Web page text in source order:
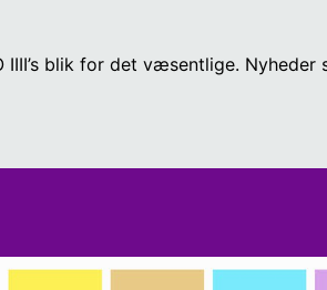
blik for det væsentlige. Nyheder